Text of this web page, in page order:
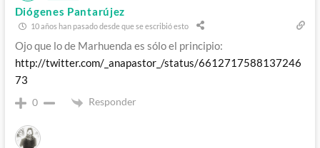
Diógenes Pantarújez
10 años han pasado desde que se escribió esto
Ojo que lo de Marhuenda es sólo el principio:
http://twitter.com/_anapastor_/status/6612717588137246
73
0 Responder